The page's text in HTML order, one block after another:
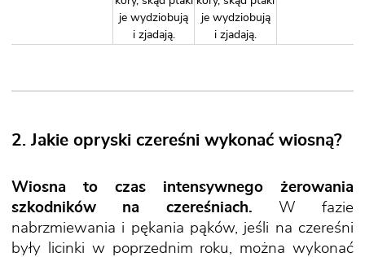
je wydziobują
i zjadają.
je wydziobują
i zjadają.
2. Jakie opryski czereśni wykonać wiosną?
Wiosna to czas intensywnego żerowania
szkodników na czereśniach. W fazie
nabrzmiewania i pękania pąków, jeśli na czereśni
były licinki w poprzednim roku, można wykonać